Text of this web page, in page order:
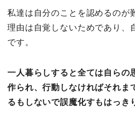
私達は自分のことを認めるのが
理由は自覚しないためであり、
です。
一人暮らしすると全ては自らの
作られ、行動しなければそれま
るもしないで誤魔化すもはっき